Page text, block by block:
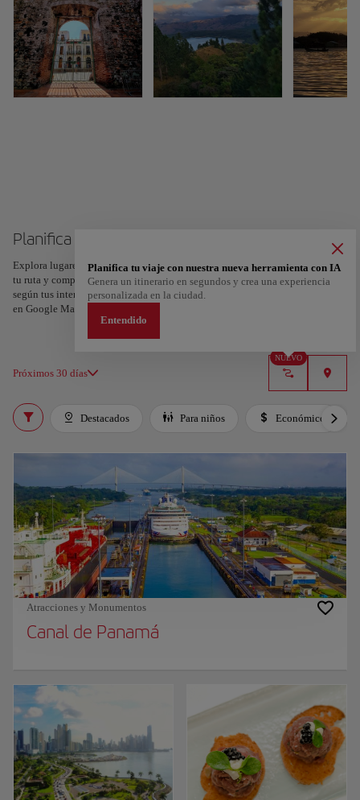
Planifica tu viaje a Panamá
Explora lugares, experiencias y marca con el corazón tus favoritos para crear
tu ruta y compartirla. ¿Quieres más ideas? Obtén un itinerario personalizado
según tus intereses y la duración de tu viaje: en sólo dos pasos y descargable
en Google Maps.
Próximos 30 días
NUEVO
Planifica tu viaje con nuestra nueva herramienta con IA
Genera un itinerario en segundos y crea una experiencia
personalizada en la ciudad.
Entendido
Destacados Para niños Económico
Atracciones y Monumentos
Canal de Panamá